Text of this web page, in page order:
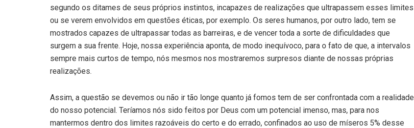
segundo os ditames de seus próprios instintos, incapazes de realizações que ultrapassem esses limites
ou se verem envolvidos em questões éticas, por exemplo. Os seres humanos, por outro lado, tem se
mostrados capazes de ultrapassar todas as barreiras, e de vencer toda a sorte de dificuldades que
surgem a sua frente. Hoje, nossa experiência aponta, de modo inequívoco, para o fato de que, a intervalos
sempre mais curtos de tempo, nós mesmos nos mostraremos surpresos diante de nossas próprias
realizações.
Assim, a questão se devemos ou não ir tão longe quanto já fomos tem de ser confrontada com a realidade
do nosso potencial. Teríamos nós sido feitos por Deus com um potencial imenso, mas, para nos
mantermos dentro dos limites razoáveis do certo e do errado, confinados ao uso de míseros 5% desse